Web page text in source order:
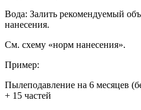
Вода: Залить рекомендуемый
нанесения.
См. схему «норм нанесения».
Пример:
Пылеподавление на 6 месяцев
+ 15 частей